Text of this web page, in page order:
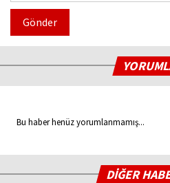
Gönder
Bu haber henüz yorumlanmamış...
DİĞER